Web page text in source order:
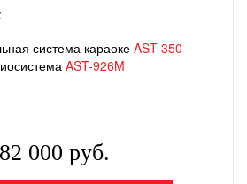
система караоке AST-350
AST-926M
000 руб.